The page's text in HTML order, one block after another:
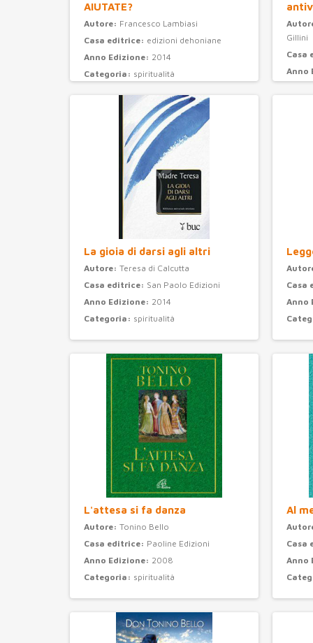
AIUTATE?
Autore: Francesco Lambiasi
Casa editrice: edizioni dehoniane
Anno Edizione: 2014
Categoria: spiritualità
Gillini
Casa
Anno
La gioia di darsi agli altri
Autore: Teresa di Calcutta
Casa editrice: San Paolo Edizioni
Anno Edizione: 2014
Categoria: spiritualità
Casa
Anno
L'attesa si fa danza
Autore: Tonino Bello
Casa editrice: Paoline Edizioni
Anno Edizione: 2008
Categoria: spiritualità
Al
Casa
Anno